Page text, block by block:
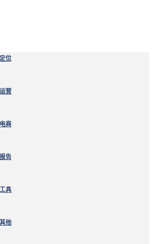
位
营
商
告
具
他